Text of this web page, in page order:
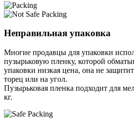
Неправильная упаковка
Многие продавцы для упаковки
пузырьковую пленку, которой
упаковки низкая цена, она не
торец или на угол.
Пузырьковая пленка подходит для
кг.